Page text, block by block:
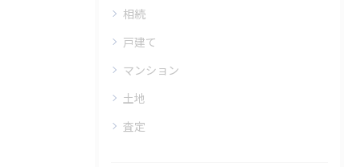
相続
戸建て
マンション
土地
査定